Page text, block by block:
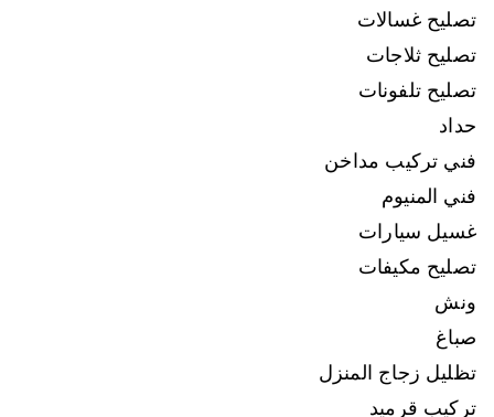
تصليح غسالات
تصليح ثلاجات
تصليح تلفونات
حداد
فني تركيب مداخن
فني المنيوم
غسيل سيارات
تصليح مكيفات
ونش
صباغ
تظليل زجاج المنزل
تركيب قرميد